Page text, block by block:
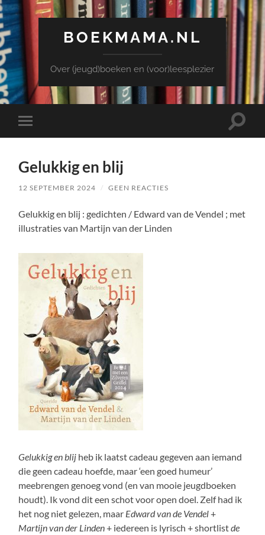
BOEKMAMA.NL
Over (jeugd)boeken en (voor)leesplezier
Toggle
mobiel
Toggle
Gelukkig en blij
12 SEPTEMBER 2024 / GEEN REACTIES
Gelukkig en blij : gedichten / Edward van de Vendel ; met
illustraties van Martijn van der Linden
Gelukkig en blij heb ik laatst cadeau gegeven aan iemand
die geen cadeau hoefde, maar ‘een goed humeur’
meebrengen genoeg vond (en van mooie jeugdboeken
houdt). Ik vond dit een schot voor open doel. Zelf had ik
het nog niet gelezen, maar Edward van de Vendel+
Martijn van der Linden+ iedereen is lyrisch + shortlistde